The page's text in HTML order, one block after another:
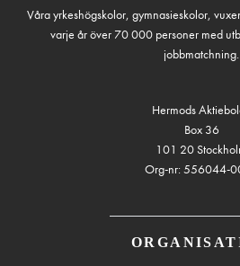
Våra yrkeshögskolor, gymnasieskolor,
varje år över 70 000 personer med
jobbmatchning.
Hermods
Box 36
101 20
Org-nr: 556044-